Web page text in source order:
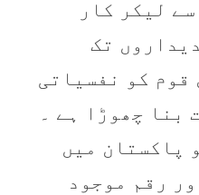
لیکر کار
تک
قوم کو نفسیاتی
بنا چھوڑا ہے ۔
پاکستان میں
رقم موجود